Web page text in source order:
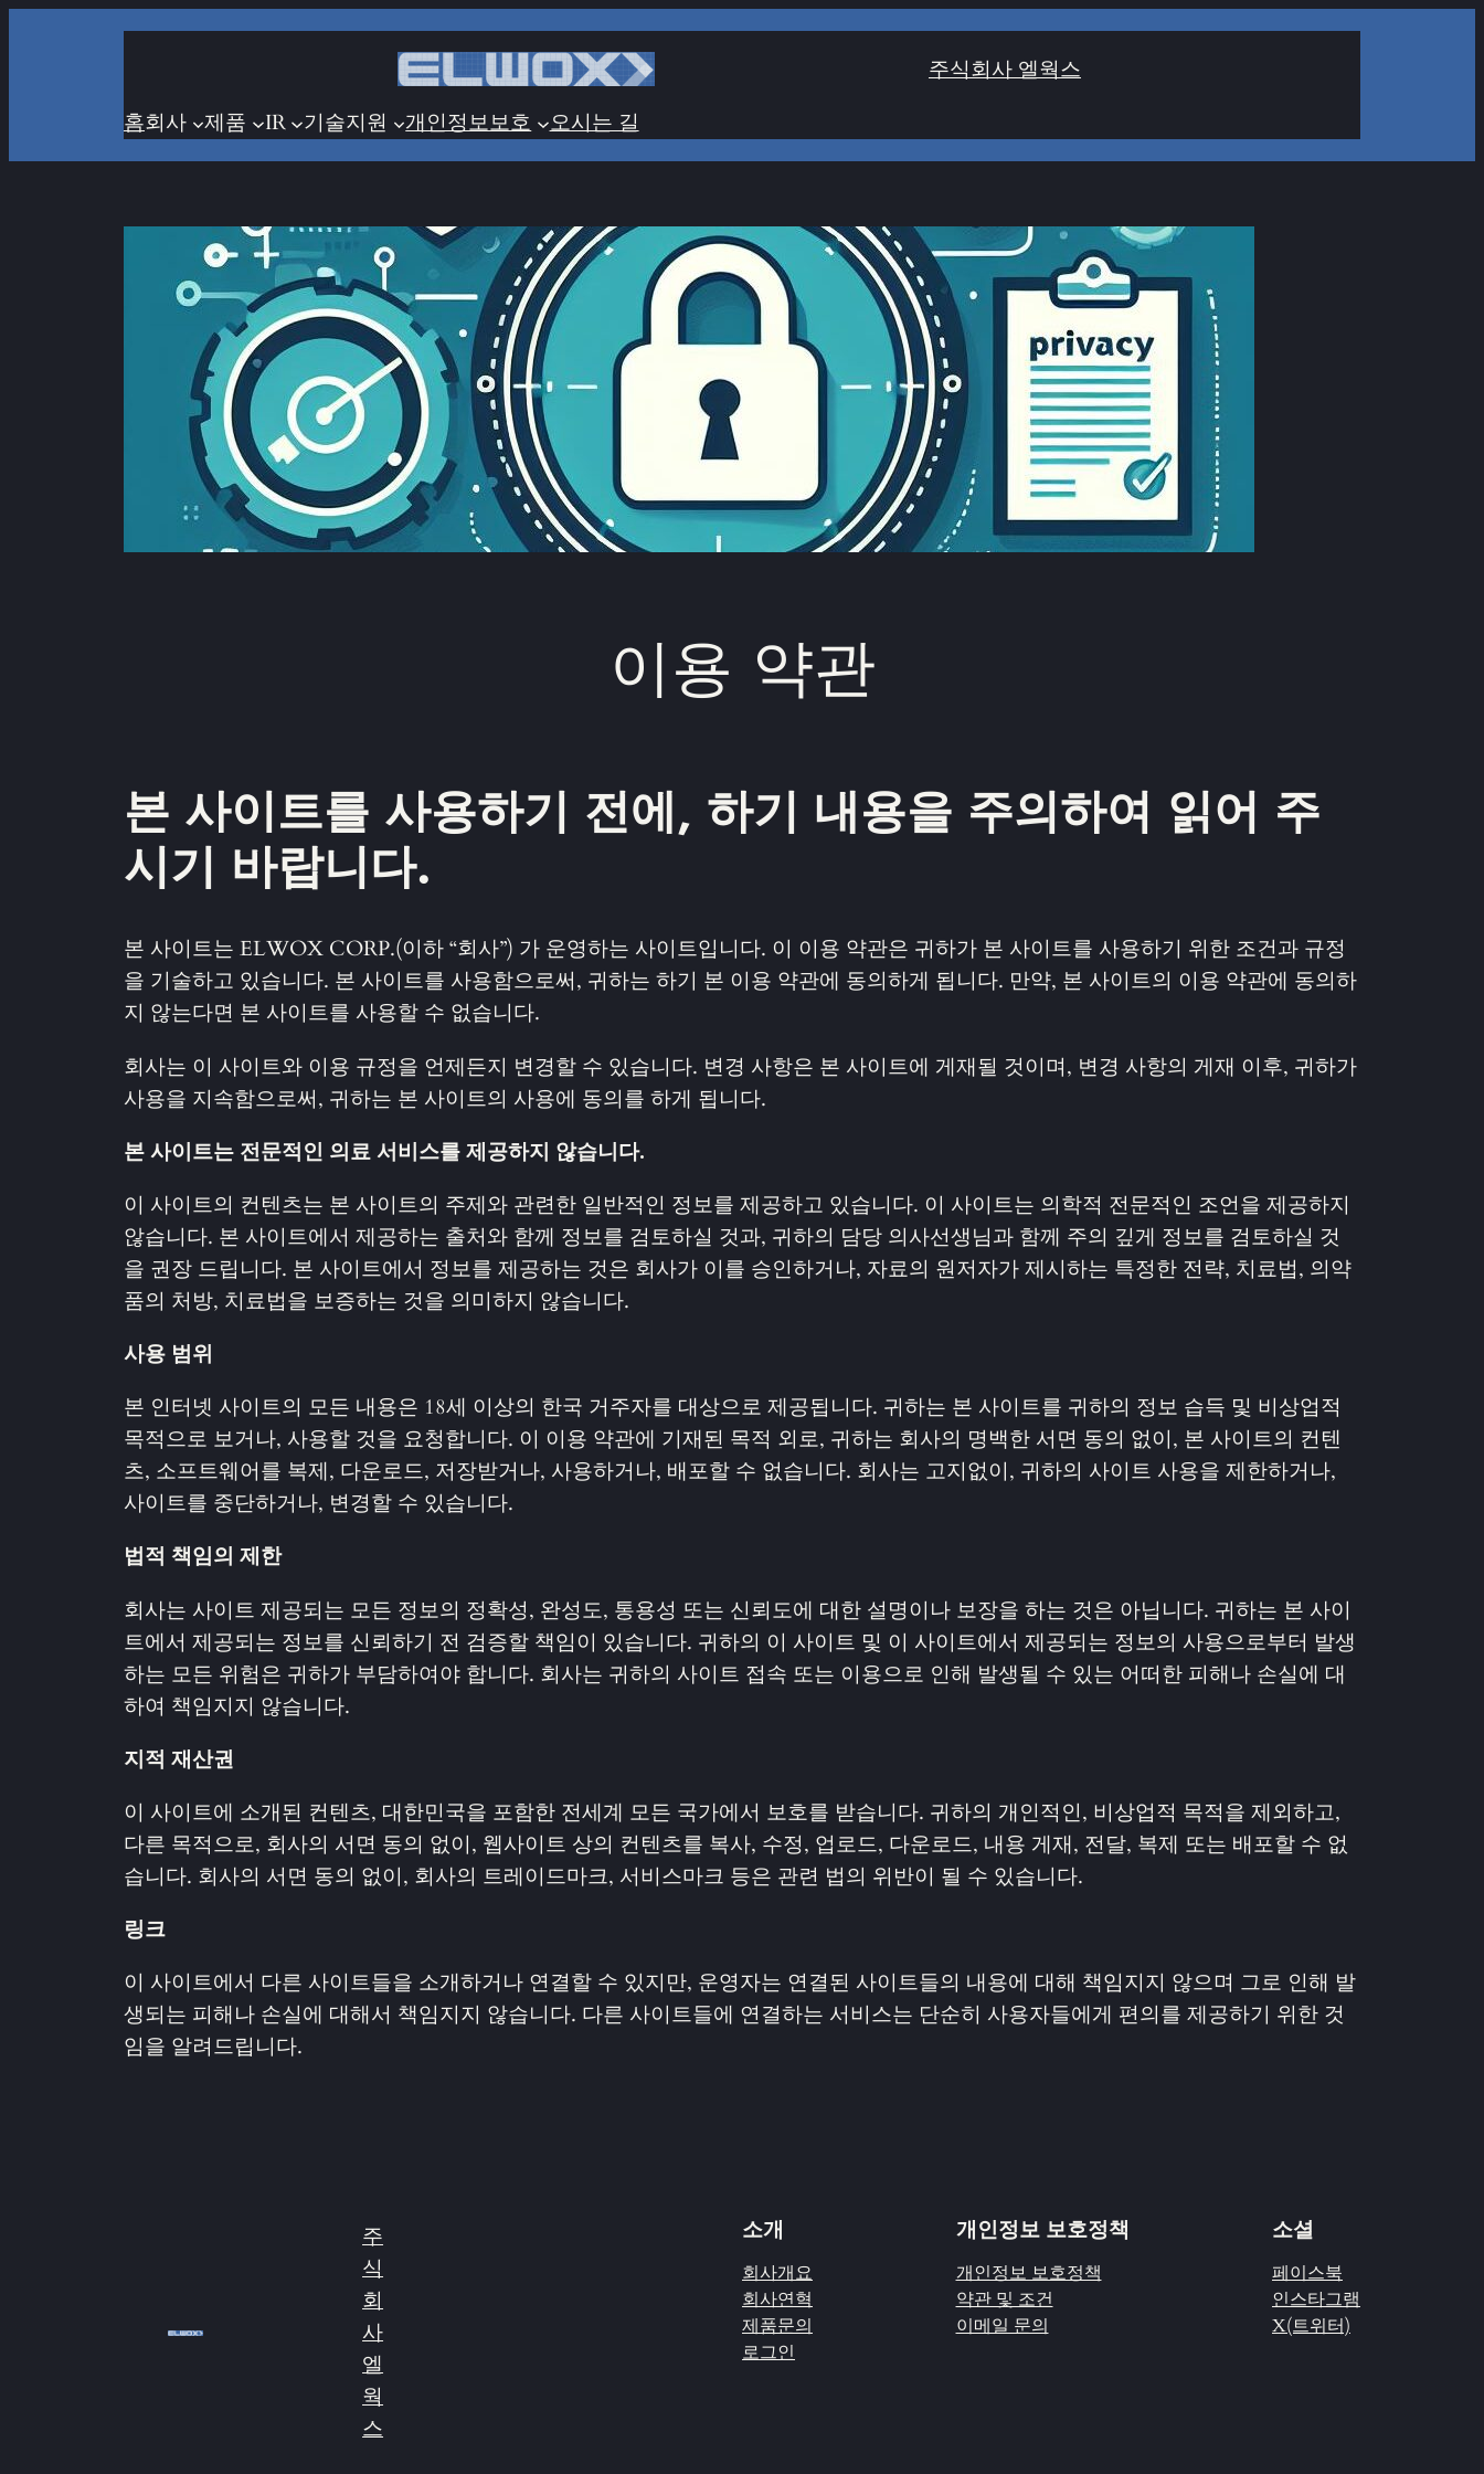
주식회사 엘웍스
홈회사 제품 IR 기술지원 개인정보보호 오시는 길
이용 약관
본 사이트를 사용하기 전에, 하기 내용을 주의하여 읽어 주
시기 바랍니다.
본 사이트는 ELWOX CORP.(이하 “회사”) 가 운영하는 사이트입니다. 이 이용 약관은 귀하가 본 사이트를 사용하기 위한 조건과 규정
을 기술하고 있습니다. 본 사이트를 사용함으로써, 귀하는 하기 본 이용 약관에 동의하게 됩니다. 만약, 본 사이트의 이용 약관에 동의하
지 않는다면 본 사이트를 사용할 수 없습니다.
회사는 이 사이트와 이용 규정을 언제든지 변경할 수 있습니다. 변경 사항은 본 사이트에 게재될 것이며, 변경 사항의 게재 이후, 귀하가
사용을 지속함으로써, 귀하는 본 사이트의 사용에 동의를 하게 됩니다.
본 사이트는 전문적인 의료 서비스를 제공하지 않습니다.
이 사이트의 컨텐츠는 본 사이트의 주제와 관련한 일반적인 정보를 제공하고 있습니다. 이 사이트는 의학적 전문적인 조언을 제공하지
않습니다. 본 사이트에서 제공하는 출처와 함께 정보를 검토하실 것과, 귀하의 담당 의사선생님과 함께 주의 깊게 정보를 검토하실 것
을 권장 드립니다. 본 사이트에서 정보를 제공하는 것은 회사가 이를 승인하거나, 자료의 원저자가 제시하는 특정한 전략, 치료법, 의약
품의 처방, 치료법을 보증하는 것을 의미하지 않습니다.
사용 범위
본 인터넷 사이트의 모든 내용은 18세 이상의 한국 거주자를 대상으로 제공됩니다. 귀하는 본 사이트를 귀하의 정보 습득 및 비상업적
목적으로 보거나, 사용할 것을 요청합니다. 이 이용 약관에 기재된 목적 외로, 귀하는 회사의 명백한 서면 동의 없이, 본 사이트의 컨텐
츠, 소프트웨어를 복제, 다운로드, 저장받거나, 사용하거나, 배포할 수 없습니다. 회사는 고지없이, 귀하의 사이트 사용을 제한하거나,
사이트를 중단하거나, 변경할 수 있습니다.
법적 책임의 제한
회사는 사이트 제공되는 모든 정보의 정확성, 완성도, 통용성 또는 신뢰도에 대한 설명이나 보장을 하는 것은 아닙니다. 귀하는 본 사이
트에서 제공되는 정보를 신뢰하기 전 검증할 책임이 있습니다. 귀하의 이 사이트 및 이 사이트에서 제공되는 정보의 사용으로부터 발생
하는 모든 위험은 귀하가 부담하여야 합니다. 회사는 귀하의 사이트 접속 또는 이용으로 인해 발생될 수 있는 어떠한 피해나 손실에 대
하여 책임지지 않습니다.
지적 재산권
이 사이트에 소개된 컨텐츠, 대한민국을 포함한 전세계 모든 국가에서 보호를 받습니다. 귀하의 개인적인, 비상업적 목적을 제외하고,
다른 목적으로, 회사의 서면 동의 없이, 웹사이트 상의 컨텐츠를 복사, 수정, 업로드, 다운로드, 내용 게재, 전달, 복제 또는 배포할 수 없
습니다. 회사의 서면 동의 없이, 회사의 트레이드마크, 서비스마크 등은 관련 법의 위반이 될 수 있습니다.
링크
이 사이트에서 다른 사이트들을 소개하거나 연결할 수 있지만, 운영자는 연결된 사이트들의 내용에 대해 책임지지 않으며 그로 인해 발
생되는 피해나 손실에 대해서 책임지지 않습니다. 다른 사이트들에 연결하는 서비스는 단순히 사용자들에게 편의를 제공하기 위한 것
임을 알려드립니다.
주
식
회
사
엘
웍
스
소개
회사개요
회사연혁
제품문의
로그인
개인정보 보호정책
개인정보 보호정책
약관 및 조건
이메일 문의
소셜
페이스북
인스타그램
X(트위터)